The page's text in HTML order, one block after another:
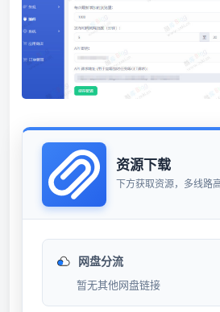
资源下载
下方获取资源，多线路
网盘分流
暂无其他网盘链接